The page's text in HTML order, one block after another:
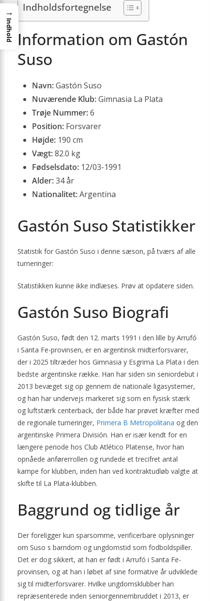
Indholdsfortegnelse
Information om Gastón
Suso
Navn:Gastón Suso
Nuværende Klub:Gimnasia La Plata
Trøje Nummer:6
Position: Forsvarer
Højde: 190 cm
Vægt:82.0 kg
Fødselsdato: 12/03-1991
Alder:34 år
Nationalitet:Argentina
Gastón Suso Statistikker
Statistik for Gastón Suso i denne sæson, på tværs af alle
turneringer:
Statistikken kunne ikke indlæses. Prøv at opdatere siden.
Gastón Suso Biografi
Gastón Suso, født den 12. marts 1991 i den lille by Arrufó
i Santa Fe-provinsen, er en argentinsk midterforsvarer,
der i 2025 tiltræder hos Gimnasia y Esgrima La Plata i den
bedste argentinske række. Han har siden sin seniordebut i
2013 bevæget sig op gennem de nationale ligasystemer,
og han har undervejs markeret sig som en fysisk stærk
og luftstærk centerback, der både har prøvet kræfter med
de regionale turneringer, Primera B Metropolitana og den
argentinske Primera División. Han er især kendt for en
længere periode hos Club Atlético Platense, hvor han
opnåede anførerrollen og rundede et trecifret antal
kampe for klubben, inden han ved kontraktudløb valgte at
skifte til La Plata-klubben.
Baggrund og tidlige år
Der foreligger kun sparsomme, verificerbare oplysninger
om Suso s barndom og ungdomstid som fodboldspiller.
Det er dog sikkert, at han er født i Arrufó i Santa Fe-
provinsen, og at han i løbet af sine formative år udviklede
sig til midterforsvarer. Hvilke ungdomsklubber han
repræsenterede inden seniorgennembruddet i 2013, er
→
Indhold